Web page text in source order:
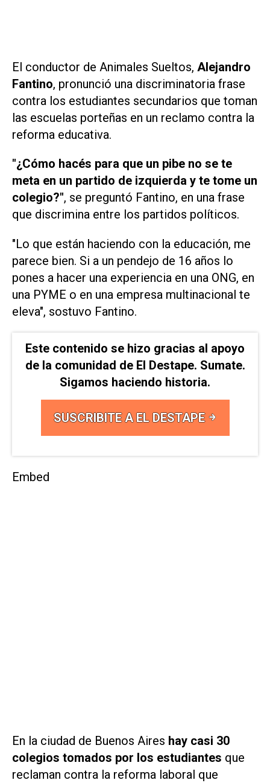
El conductor de Animales Sueltos, Alejandro
Fantino, pronunció una discriminatoria frase
contra los estudiantes secundarios que toman
las escuelas porteñas en un reclamo contra la
reforma educativa.
"¿Cómo hacés para que un pibe no se te
meta en un partido de izquierda y te tome un
colegio?", se preguntó Fantino, en una frase
que discrimina entre los partidos políticos.
"Lo que están haciendo con la educación, me
parece bien. Si a un pendejo de 16 años lo
pones a hacer una experiencia en una ONG, en
una PYME o en una empresa multinacional te
eleva", sostuvo Fantino.
Este contenido se hizo gracias al apoyo
de la comunidad de El Destape. Sumate.
Sigamos haciendo historia.
SUSCRIBITE A EL DESTAPE
Embed
En la ciudad de Buenos Aires hay casi 30
colegios tomados por los estudiantes que
reclaman contra la reforma laboral que